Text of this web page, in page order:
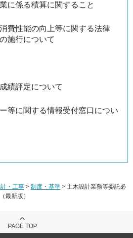
に係る積算に関すること
費性能の向上等に関する法律
施行について
績評定について
等に関する情報受付窓口につい
・工事 > 制度・基準 > 土木設計業務等委託必
最新版）
PAGE TOP